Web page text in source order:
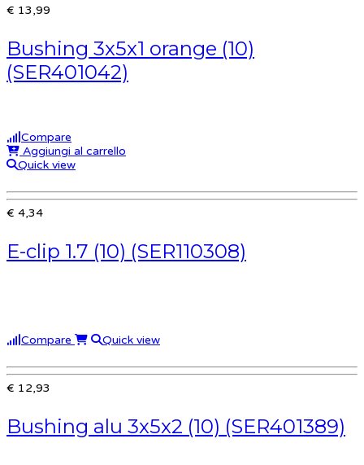
€ 13,99
Bushing 3x5x1 orange (10)
(SER401042)
Compare
Aggiungi al carrello
Quick view
€ 4,34
E-clip 1.7 (10) (SER110308)
Compare Quick view
€ 12,93
Bushing alu 3x5x2 (10) (SER401389)